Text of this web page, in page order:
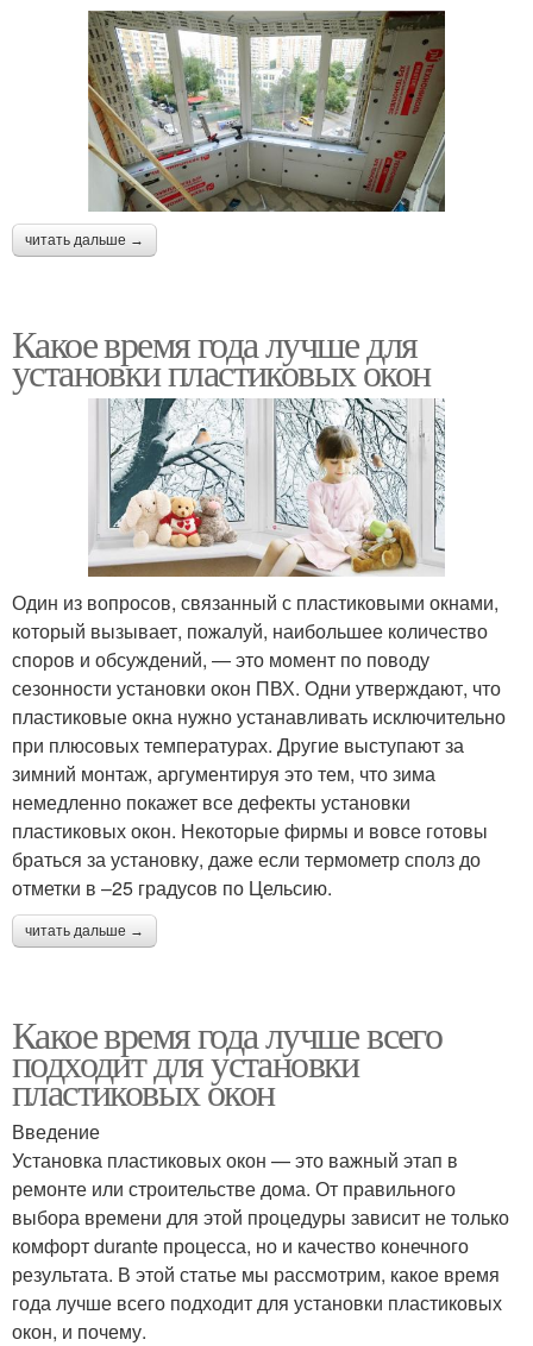
читать дальше →
Какое время года лучше для
установки пластиковых окон
Один из вопросов, связанный с пластиковыми окнами,
который вызывает, пожалуй, наибольшее количество
споров и обсуждений, — это момент по поводу
сезонности установки окон ПВХ. Одни утверждают, что
пластиковые окна нужно устанавливать исключительно
при плюсовых температурах. Другие выступают за
зимний монтаж, аргументируя это тем, что зима
немедленно покажет все дефекты установки
пластиковых окон. Некоторые фирмы и вовсе готовы
браться за установку, даже если термометр сполз до
отметки в –25 градусов по Цельсию.
читать дальше →
Какое время года лучше всего
подходит для установки
пластиковых окон
Введение
Установка пластиковых окон — это важный этап в
ремонте или строительстве дома. От правильного
выбора времени для этой процедуры зависит не только
комфорт durante процесса, но и качество конечного
результата. В этой статье мы рассмотрим, какое время
года лучше всего подходит для установки пластиковых
окон, и почему.